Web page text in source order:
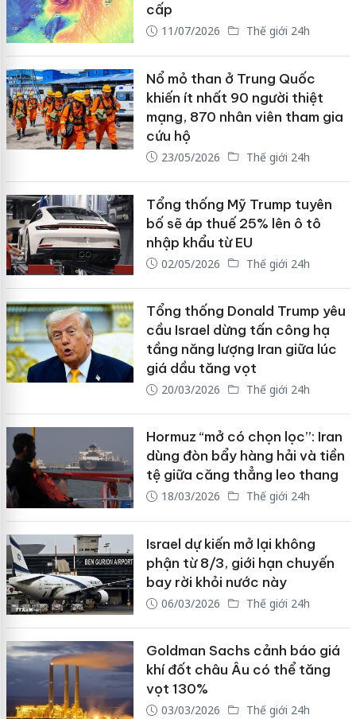
cấp
11/07/2026 Thế giới 24h
Nổ mỏ than ở Trung Quốc
khiến ít nhất 90 người thiệt
mạng, 870 nhân viên tham gia
cứu hộ
23/05/2026 Thế giới 24h
Tổng thống Mỹ Trump tuyên
bố sẽ áp thuế 25% lên ô tô
nhập khẩu từ EU
02/05/2026 Thế giới 24h
Tổng thống Donald Trump yêu
cầu Israel dừng tấn công hạ
tầng năng lượng Iran giữa lúc
giá dầu tăng vọt
20/03/2026 Thế giới 24h
Hormuz “mở có chọn lọc”: Iran
dùng đòn bẩy hàng hải và tiền
tệ giữa căng thẳng leo thang
18/03/2026 Thế giới 24h
Israel dự kiến mở lại không
phận từ 8/3, giới hạn chuyến
bay rời khỏi nước này
06/03/2026 Thế giới 24h
Goldman Sachs cảnh báo giá
khí đốt châu Âu có thể tăng
vọt 130%
03/03/2026 Thế giới 24h